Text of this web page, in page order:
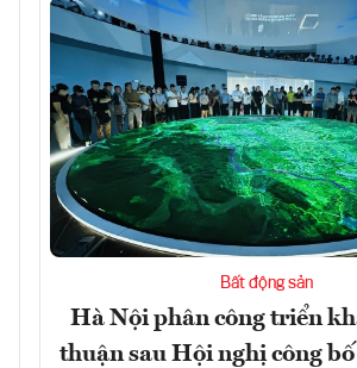
Bất động sản
Hà Nội phân công triển
thuận sau Hội nghị công